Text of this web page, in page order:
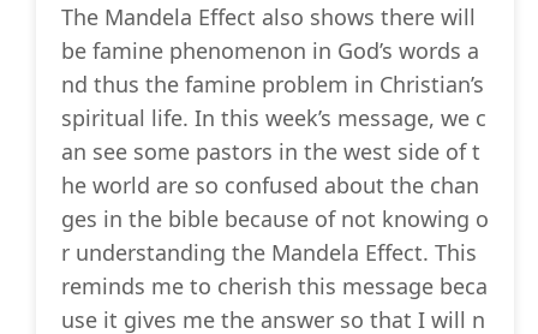
The Mandela Effect also shows there will
be famine phenomenon in God’s words a
nd thus the famine problem in Christian’s
spiritual life. In this week’s message, we c
an see some pastors in the west side of t
he world are so confused about the chan
ges in the bible because of not knowing o
r understanding the Mandela Effect. This
reminds me to cherish this message beca
use it gives me the answer so that I will n